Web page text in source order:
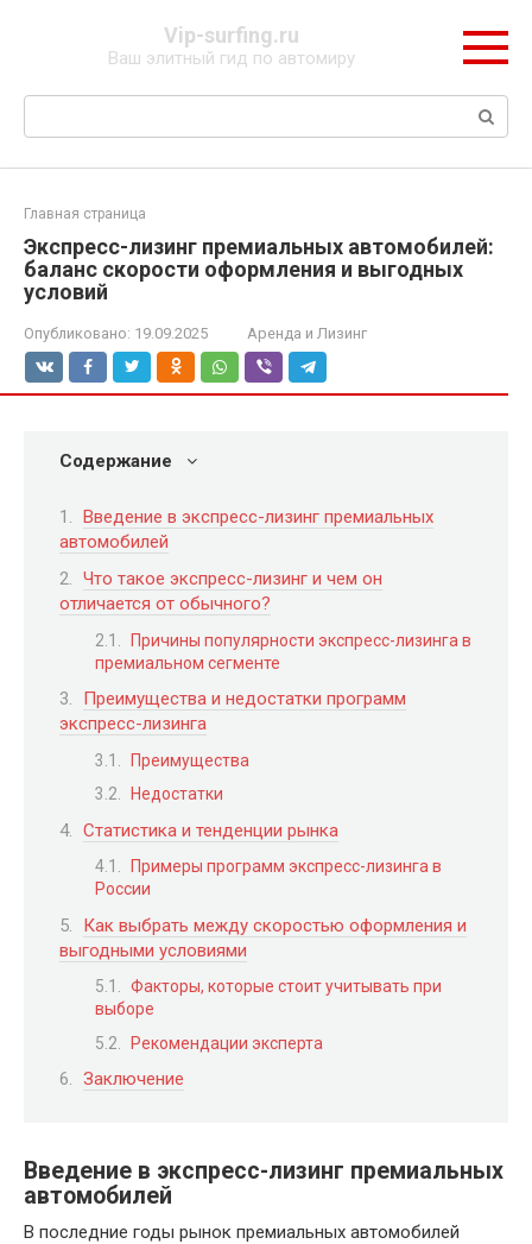
Vip-surfing.ru
Ваш элитный гид по автомиру
Поиск:
Главная страница
Экспресс-лизинг премиальных автомобилей:
баланс скорости оформления и выгодных
условий
Опубликовано: 19.09.2025 Аренда и Лизинг
Содержание
Введение в экспресс-лизинг премиальных
автомобилей
Что такое экспресс-лизинг и чем он
отличается от обычного?
Причины популярности экспресс-лизинга в
премиальном сегменте
Преимущества и недостатки программ
экспресс-лизинга
Преимущества
Недостатки
Статистика и тенденции рынка
Примеры программ экспресс-лизинга в
России
Как выбрать между скоростью оформления и
выгодными условиями
Факторы, которые стоит учитывать при
выборе
Рекомендации эксперта
Заключение
Введение в экспресс-лизинг премиальных
автомобилей
В последние годы рынок премиальных автомобилей